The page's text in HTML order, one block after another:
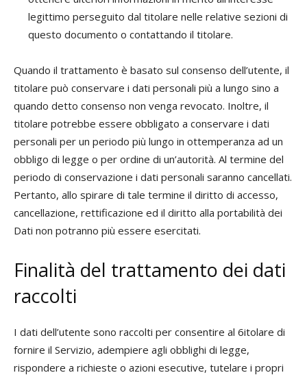
legittimo perseguito dal titolare nelle relative sezioni di
questo documento o contattando il titolare.
Quando il trattamento è basato sul consenso dell’utente, il
titolare può conservare i dati personali più a lungo sino a
quando detto consenso non venga revocato. Inoltre, il
titolare potrebbe essere obbligato a conservare i dati
personali per un periodo più lungo in ottemperanza ad un
obbligo di legge o per ordine di un’autorità. Al termine del
periodo di conservazione i dati personali saranno cancellati.
Pertanto, allo spirare di tale termine il diritto di accesso,
cancellazione, rettificazione ed il diritto alla portabilità dei
Dati non potranno più essere esercitati.
Finalità del trattamento dei dati
raccolti
I dati dell’utente sono raccolti per consentire al 6itolare di
fornire il Servizio, adempiere agli obblighi di legge,
rispondere a richieste o azioni esecutive, tutelare i propri